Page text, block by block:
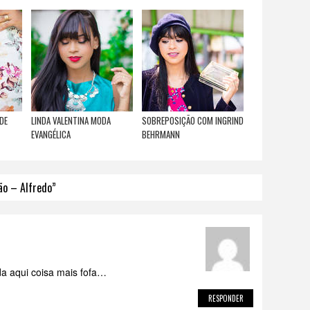
LINDA VALENTINA MODA
EVANGÉLICA
SOBREPOSIÇÃO COM INGRIND
BEHRMANN
– Alfredo”
aqui coisa mais fofa…
RESPONDER